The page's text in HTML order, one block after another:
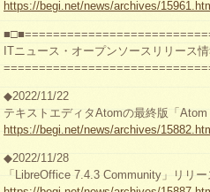
https://begi.net/news/archives/
ITニュース・オープンソースリリ
◆2022/11/22
テキストエディタAtomの最終版「
https://begi.net/news/archives/
◆2022/11/28
「LibreOffice 7.4.3 Community」リリー